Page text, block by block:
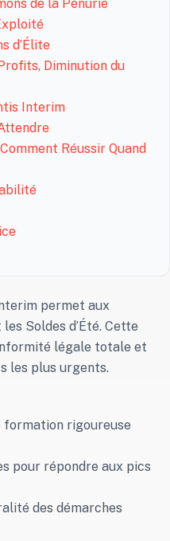
de la Pénurie
d’Élite
Diminution du
Interim
Réussir Quand
permet aux
Soldes d’Été. Cette
légale totale et
les plus urgents.
formation rigoureuse
pour répondre aux pics
des démarches